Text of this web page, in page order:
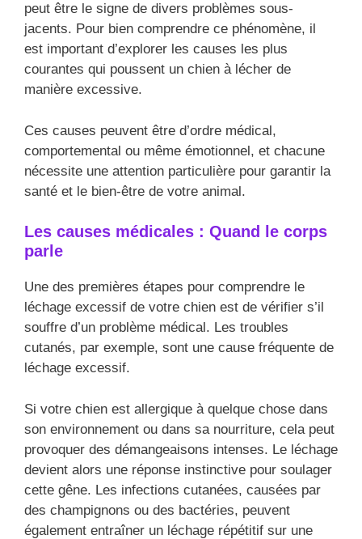
peut être le signe de divers problèmes sous-
jacents. Pour bien comprendre ce phénomène, il
est important d’explorer les causes les plus
courantes qui poussent un chien à lécher de
manière excessive.
Ces causes peuvent être d’ordre médical,
comportemental ou même émotionnel, et chacune
nécessite une attention particulière pour garantir la
santé et le bien-être de votre animal.
Les causes médicales : Quand le corps
parle
Une des premières étapes pour comprendre le
léchage excessif de votre chien est de vérifier s’il
souffre d’un problème médical. Les troubles
cutanés, par exemple, sont une cause fréquente de
léchage excessif.
Si votre chien est allergique à quelque chose dans
son environnement ou dans sa nourriture, cela peut
provoquer des démangeaisons intenses. Le léchage
devient alors une réponse instinctive pour soulager
cette gêne. Les infections cutanées, causées par
des champignons ou des bactéries, peuvent
également entraîner un léchage répétitif sur une